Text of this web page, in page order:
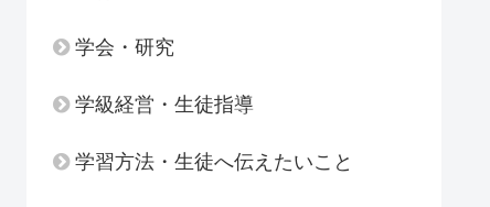
学会・研究
学級経営・生徒指導
学習方法・生徒へ伝えたいこと